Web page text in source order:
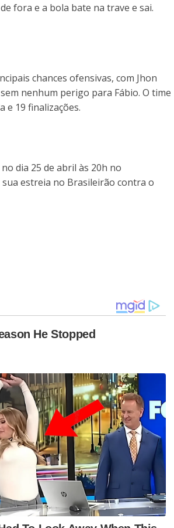
fora e a bola bate na trave e sai.
chances ofensivas, com Jhon
nenhum perigo para Fábio. O time
e 19 finalizações.
dia 25 de abril às 20h no
estreia no Brasileirão contra o